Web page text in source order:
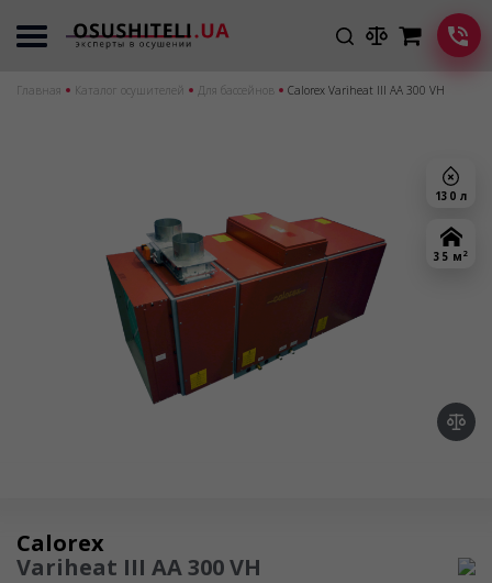
Главная Каталог осушителей Для бассейнов Calorex Variheat III AA 300 VH
130 л
35 м 2
Осушитель воздуха
Calorex
Variheat III AA 300 VH